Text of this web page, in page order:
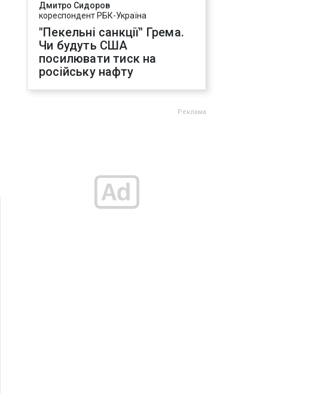
Дмитро Сидоров
кореспондент РБК-Україна
"Пекельні санкції" Грема.
Чи будуть США
посилювати тиск на
російську нафту